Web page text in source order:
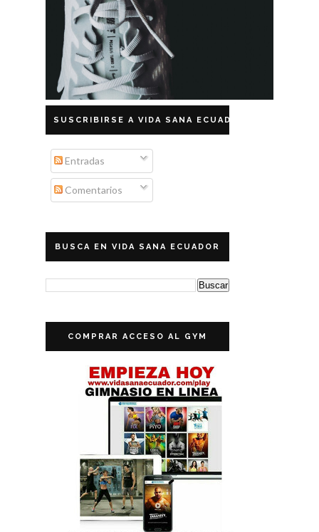
SUSCRIBIRSE A VIDA SANA ECUADOR
Entradas
Comentarios
BUSCA EN VIDA SANA ECUADOR
COMPRAR ACCESO AL GYM